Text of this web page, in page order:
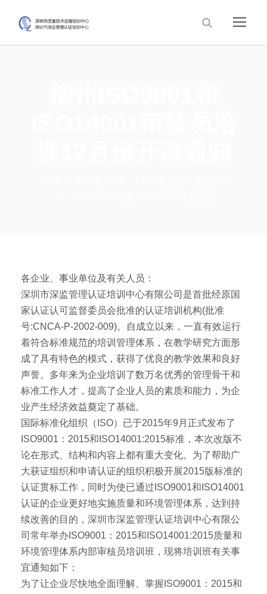
各企业、事业单位及有关人员：
深圳市深监管理认证培训中心有限公司是首批经原国
家认证认可监督委员会批准的认证培训机构(批准
号:CNCA-P-2002-009)。自成立以来，一直有效运行
着符合标准规范的培训管理体系，在教学研究方面形
成了具有特色的模式，获得了优良的教学效果和良好
声誉。多年来为企业培训了数万名优秀的管理骨干和
标准工作人才，提高了企业人员的素质和能力，为企
业产生经济效益奠定了基础。
国际标准化组织（ISO）已于2015年9月正式发布了
ISO9001：2015和ISO14001:2015标准，本次改版不
论在形式、结构和内容上都有重大变化。为了帮助广
大获证组织和申请认证的组织积极开展2015版标准的
认证贯标工作，同时为使已通过ISO9001和ISO14001
认证的企业更好地实施质量和环境管理体系，达到持
续改善的目的，深圳市深监管理认证培训中心有限公
司常年举办ISO9001：2015和ISO14001:2015质量和
环境管理体系内部审核员培训班，现将培训班有关事
宜通知如下：
为了让企业尽快地全面理解、掌握ISO9001：2015和